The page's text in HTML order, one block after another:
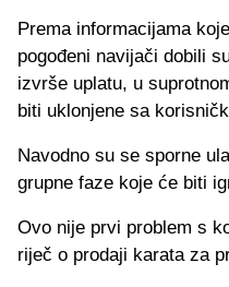
Prema informacijama
pogođeni navijači dobili
izvrše uplatu, u
biti uklonjene sa
Navodno su se sporne
grupne faze koje će biti
Ovo nije prvi problem s
riječ o prodaji karata za